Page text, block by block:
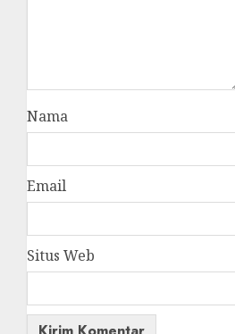
Nama
Email
Situs Web